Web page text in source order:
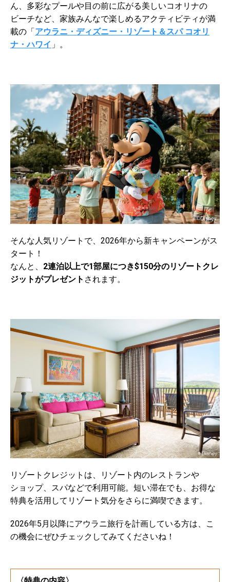
ん、多彩なプールや目の前に広がる美しいコオリナの
ビーチなど、家族みんなで楽しめるアクティビティが満
載の「アウラニ・ディズニー・リゾート＆スパ コオリ
ナ・ハワイ 」。
そんな人気リゾートで、2026年から新キャンペーンがス
タート！
なんと、 2連泊以上で1部屋につき$150分のリゾートクレ
ジットがプレゼント されます。
リゾートクレジットは、リゾート内のレストランや
ショップ、スパなどで利用可能。短い滞在でも、お得な
特典を活用してリゾート気分をさらに満喫できます。
2026年5月以降にアウラニ旅行を計画している方は、こ
の機会にぜひチェックしてみてくださいね！